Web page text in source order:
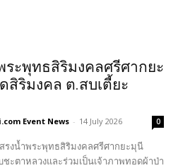
ระพุทธสิริมงคลศรีศากยะ
สิริมงคล ต.สบเตี้ยะ
Event News - 14 July 2026 0
รงน้ำพระพุทธสิริมงคลศรีศากยะมุนี
ชะตาหลวงและร่วมเป็นเจ้าภาพทอดผ้าป่า